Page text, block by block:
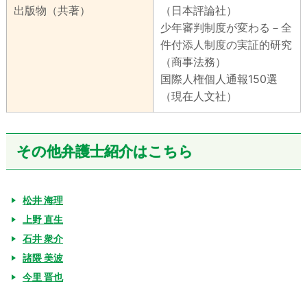
出版物（共著）
（日本評論社）
少年審判制度が変わる－全
件付添人制度の実証的研究
（商事法務）
国際人権個人通報150選
（現在人文社）
その他弁護士紹介はこちら
松井 海理
上野 直生
石井 衆介
諸隈 美波
今里 晋也